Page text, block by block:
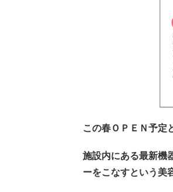
この春ＯＰＥＮ予定
施設内にある最新機
ーをこなすという美